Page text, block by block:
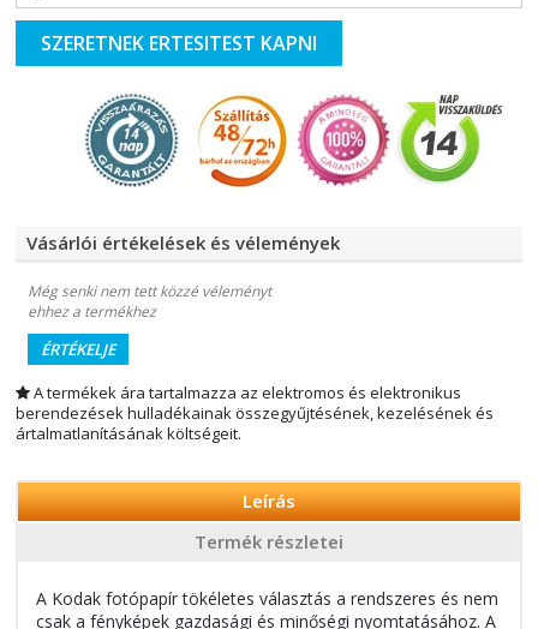
SZERETNEK ERTESITEST KAPNI
Vásárlói értékelések és vélemények
Még senki nem tett közzé véleményt
ehhez a termékhez
ÉRTÉKELJE
A termékek ára tartalmazza az elektromos és elektronikus
berendezések hulladékainak összegyűjtésének, kezelésének és
ártalmatlanításának költségeit.
Leírás
Termék részletei
A Kodak fotópapír tökéletes választás a rendszeres és nem
csak a fényképek gazdasági és minőségi nyomtatásához. A